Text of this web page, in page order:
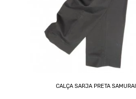
CALÇA SARJA PRETA SAMURAI